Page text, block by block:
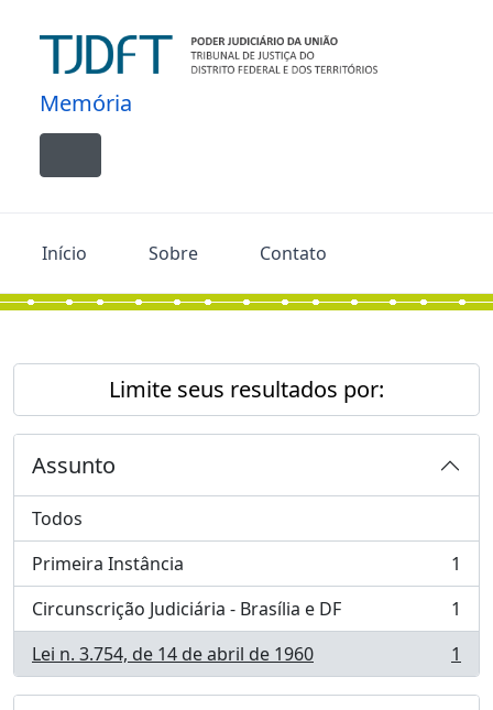
Memória
Toggle navigation
Início Sobre Contato
Limite seus resultados por:
Assunto
Todos
Primeira Instância
, 1 resultados
1
Circunscrição Judiciária - Brasília e DF
, 1 resultados
1
Lei n. 3.754, de 14 de abril de 1960
, 1 resultados 1